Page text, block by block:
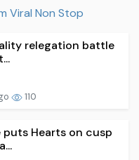
Viral Non Stop
relegation battle
110
puts Hearts on cusp